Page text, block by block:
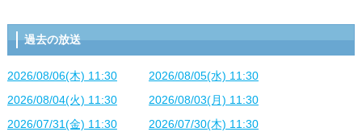
過去の放送
2026/08/06(木) 11:30
2026/08/05(水) 11:30
2026/08/04(火) 11:30
2026/08/03(月) 11:30
2026/07/31(金) 11:30
2026/07/30(木) 11:30